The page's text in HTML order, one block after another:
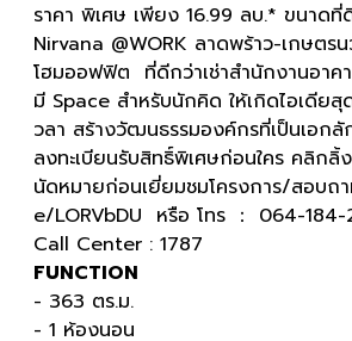
ราคา พิเศษ เพียง 16.99 ลบ.* ขนาดที่
Nirvana @WORK ลาดพร้าว-เกษต
โฮมออฟฟิต ที่ดีกว่าเช่าสำนักงานอาค
มี Space สำหรับนักคิด ให้เกิดไอเดีย
วลา สร้างวัฒนธรรมองค์กรที่เป็นเอก
ลงทะเบียนรับสิทธิ์พิเศษก่อนใคร คลิกลิ้
นัดหมายก่อนเยี่ยมชมโครงการ/สอบ
e/LORVbDU หรือ โทร ： 064-
Call Center : 1787
FUNCTION
- 363 ตร.ม.
- 1 ห้องนอน